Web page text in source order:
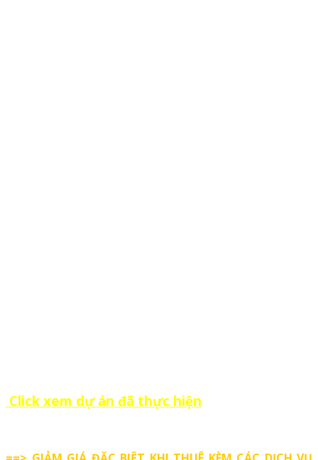
Click xem dự án đã thực hiện